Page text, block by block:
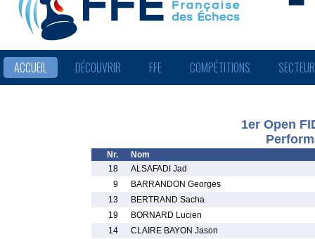
ACCUEIL DÉCOUVRIR FFE COMPÉTITIONS
1er Open
Nr.
Nom
18
ALSAFADI Jad
9
BARRANDON Georges
13
BERTRAND Sacha
19
BORNARD Lucien
14
CLAIRE BAYON Jason